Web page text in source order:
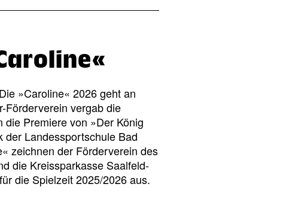
»Caroline« 2026 geht an
Förderverein vergab die
Premiere von »Der König
der Landessportschule Bad
zeichnen der Förderverein des
die Kreissparkasse Saalfeld-
die Spielzeit 2025/2026 aus.